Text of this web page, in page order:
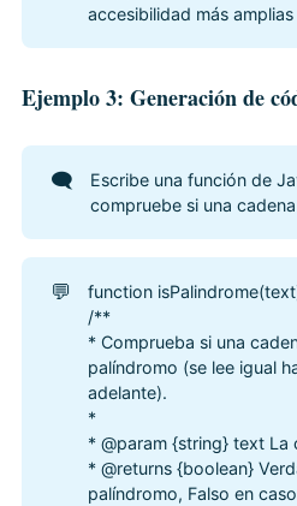
accesibilidad más
Ejemplo 3: Generación de
🗨️
Escribe una función de
compruebe si una
💬
function
/**
* Comprueba si una
palíndromo (se lee igual
adelante).
*
* @param {string} text La
* @returns {boolean}
palíndromo, Falso en